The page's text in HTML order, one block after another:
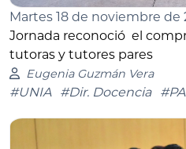
Martes 18 de noviembre de
Jornada reconoció el
tutoras y tutores pares
Eugenia Guzmán Vera
#UNIA #Dir. Docencia